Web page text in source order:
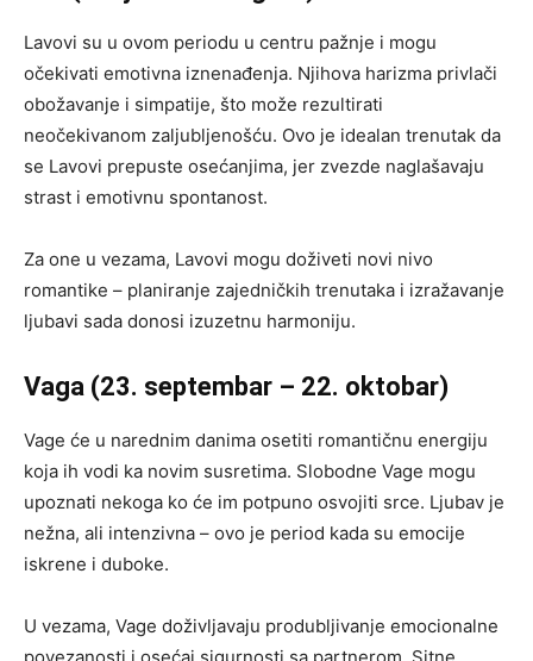
Lavovi su u ovom periodu u centru pažnje i mogu
očekivati emotivna iznenađenja. Njihova harizma privlači
obožavanje i simpatije, što može rezultirati
neočekivanom zaljubljenošću. Ovo je idealan trenutak da
se Lavovi prepuste osećanjima, jer zvezde naglašavaju
strast i emotivnu spontanost.
Za one u vezama, Lavovi mogu doživeti novi nivo
romantike – planiranje zajedničkih trenutaka i izražavanje
ljubavi sada donosi izuzetnu harmoniju.
Vaga (23. septembar – 22. oktobar)
Vage će u narednim danima osetiti romantičnu energiju
koja ih vodi ka novim susretima. Slobodne Vage mogu
upoznati nekoga ko će im potpuno osvojiti srce. Ljubav je
nežna, ali intenzivna – ovo je period kada su emocije
iskrene i duboke.
U vezama, Vage doživljavaju produbljivanje emocionalne
povezanosti i osećaj sigurnosti sa partnerom. Sitne